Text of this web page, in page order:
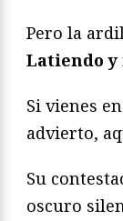
Pero la
Latiendo
Si vienes
advierto,
Su
oscuro